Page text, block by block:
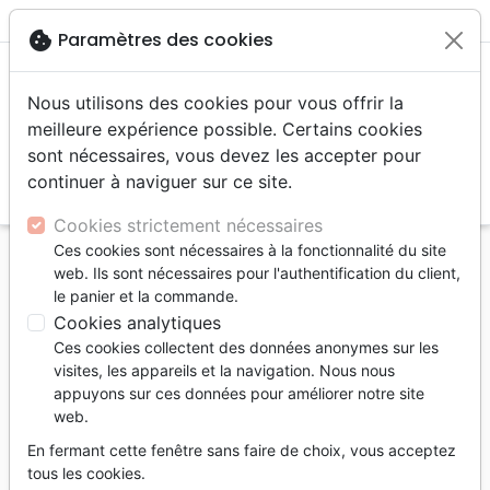
menu
Accueil Bibles
Bibles
Filtrer tune
Segond
21
Bibles
Bibles
cookie Paramètres des cookies
Nous utilisons des cookies pour vous offrir la
meilleure expérience possible. Certains cookies
sont nécessaires, vous devez les accepter pour
continuer à naviguer sur ce site.
Cookies strictement nécessaires
Ces cookies sont nécessaires à la fonctionnalité du site
web. Ils sont nécessaires pour l'authentification du client,
le panier et la commande.
Cookies analytiques
Ces cookies collectent des données anonymes sur les
visites, les appareils et la navigation. Nous nous
appuyons sur ces données pour améliorer notre site
web.
En fermant cette fenêtre sans faire de choix, vous acceptez
tous les cookies.